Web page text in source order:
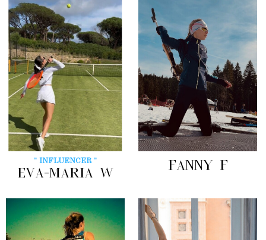
" INFLUENCER "
EVA-MARIA W
FANNY F